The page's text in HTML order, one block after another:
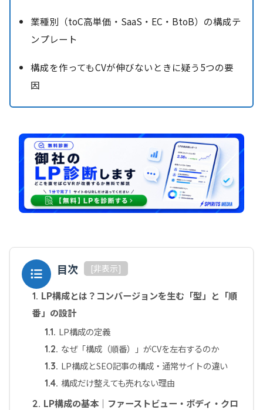
業種別（toC高単価・SaaS・EC・BtoB）の構成テ
ンプレート
構成を作ってもCVが伸びないときに疑う5つの要
因
目次 [非表示]
1. LP構成とは？コンバージョンを生む「型」と「順
番」の設計
1.1. LP構成の定義
1.2. なぜ「構成（順番）」がCVを左右するのか
1.3. LP構成とSEO記事の構成・通常サイトの違い
1.4. 構成だけ整えても売れない理由
2. LP構成の基本｜ファーストビュー・ボディ・クロ